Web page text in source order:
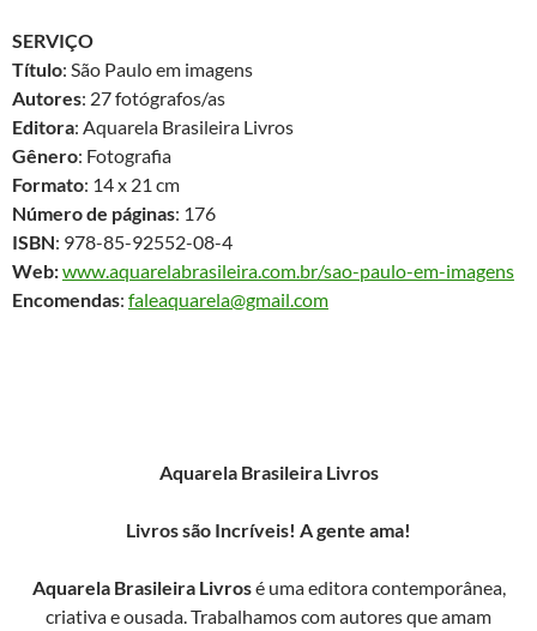
SERVIÇO
Título: São Paulo em imagens
Autores: 27 fotógrafos/as
Editora: Aquarela Brasileira Livros
Gênero: Fotografia
Formato: 14 x 21 cm
Número de páginas: 176
ISBN: 978-85-92552-08-4
Web:www.aquarelabrasileira.com.br/sao-paulo-em-imagens
Encomendas: faleaquarela@gmail.com
Aquarela Brasileira Livros
Livros são Incríveis! A gente ama!
Aquarela Brasileira Livrosé uma editora contemporânea,
criativa e ousada. Trabalhamos com autores que amam